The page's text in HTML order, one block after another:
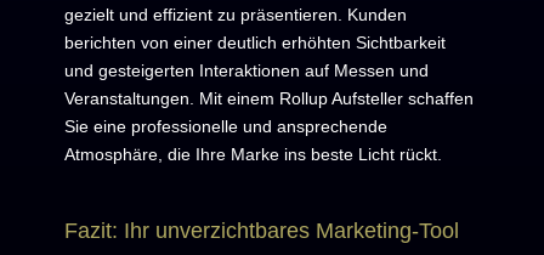
gezielt und effizient zu präsentieren. Kunden
berichten von einer deutlich erhöhten Sichtbarkeit
und gesteigerten Interaktionen auf Messen und
Veranstaltungen. Mit einem Rollup Aufsteller schaffen
Sie eine professionelle und ansprechende
Atmosphäre, die Ihre Marke ins beste Licht rückt.
Fazit: Ihr unverzichtbares Marketing-Tool